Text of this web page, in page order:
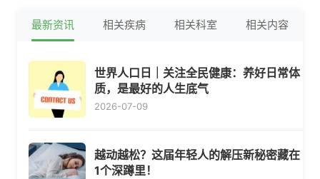
最新资讯 相关疾病 相关科室 相关内容
世界人口日｜关注全民健康：养好日常体
质，是最好的人生底气
2026-07-09
越动越松？这届年轻人的解压新秘密藏在
1个深蹲里！